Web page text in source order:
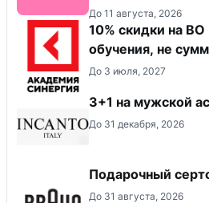
До 11 августа, 2026
10% скидки на
обучения, не
До 3 июля, 2027
3+1 на мужской
До 31 декабря, 2026
Подарочный
До 31 августа, 2026